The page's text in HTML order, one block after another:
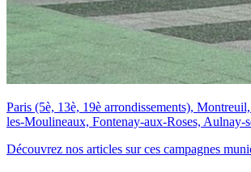
Paris (5è, 13è, 19è arrondissements),
les-Moulineaux, Fontenay-aux-Roses, Aulnay-
Découvrez nos articles sur ces campagnes